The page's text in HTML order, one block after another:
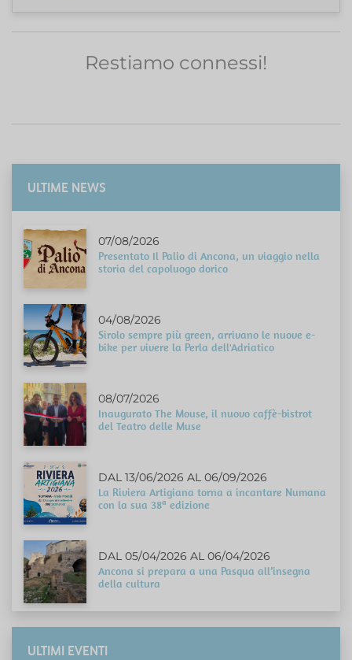
Restiamo connessi!
ULTIME NEWS
07/08/2026
Presentato Il Palio di Ancona, un viaggio nella
storia del capoluogo dorico
04/08/2026
Sirolo sempre più green, arrivano le nuove e-
bike per vivere la Perla dell'Adriatico
08/07/2026
Inaugurato The Mouse, il nuovo caffè-bistrot
del Teatro delle Muse
DAL 13/06/2026 AL 06/09/2026
La Riviera Artigiana torna a incantare Numana
con la sua 38ª edizione
DAL 05/04/2026 AL 06/04/2026
Ancona si prepara a una Pasqua all’insegna
della cultura
ULTIMI EVENTI